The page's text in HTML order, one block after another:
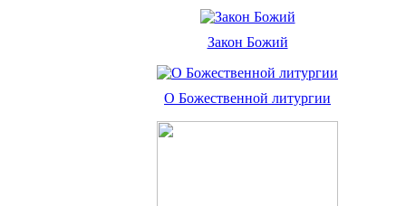
Закон Божий
О Божественной литургии